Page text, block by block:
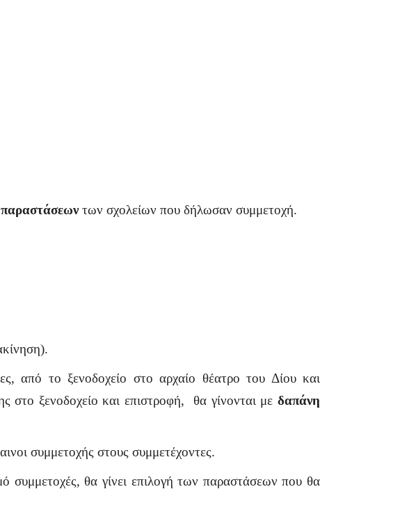
των σχολείων που δήλωσαν συμμετοχή.
από το ξενοδοχείο στο αρχαίο θέατρο του Δίου και
ξενοδοχείο και επιστροφή, θα γίνονται με δαπάνη
συμμετοχής στους συμμετέχοντες.
συμμετοχές, θα γίνει επιλογή των παραστάσεων που θα